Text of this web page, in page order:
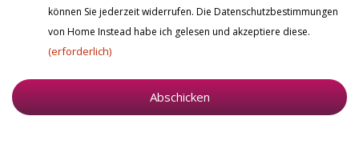
können Sie jederzeit widerrufen. Die Datenschutzbestimmungen
von Home Instead habe ich gelesen und akzeptiere diese.
(erforderlich)
Abschicken